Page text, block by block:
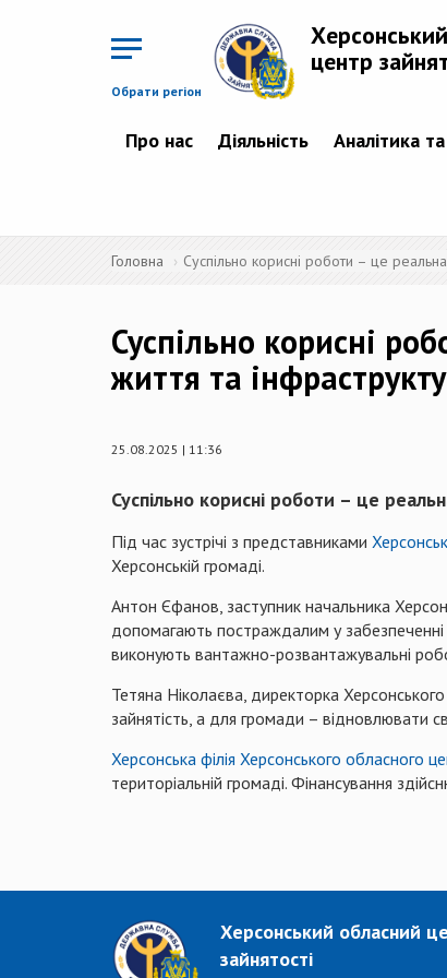
Обрати регіон
центр
Про нас Діяльність Аналітика
Головна Суспільно корисні роботи – це
Суспільно корисні
життя та
25.08.2025 | 11:36
Суспільно корисні роботи – це
Під час зустрічі з представниками
Херсонській громаді.
Антон Єфанов, заступник начальника
допомагають постраждалим у забезпеченні
виконують вантажно-розвантажувальні
Тетяна Ніколаєва, директорка
зайнятість, а для громади – відновлювати
Херсонська філія Херсонського обласного
територіальній громаді. Фінансування
Херсонський обласний
зайнятості